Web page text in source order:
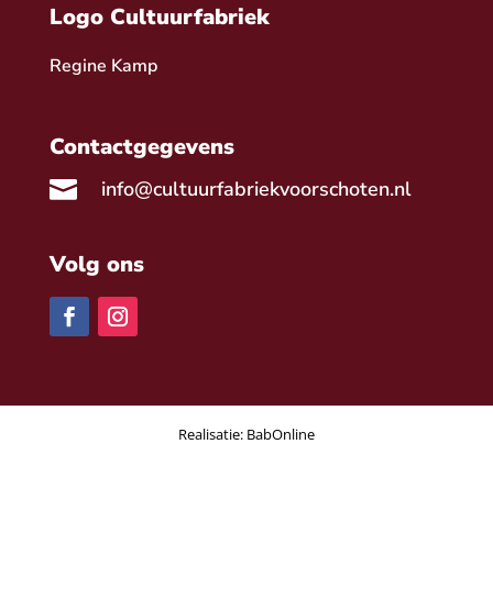
Logo Cultuurfabriek
Regine Kamp
Contactgegevens
 info@cultuurfabriekvoorschoten.nl
Volg ons
Realisatie: BabOnline